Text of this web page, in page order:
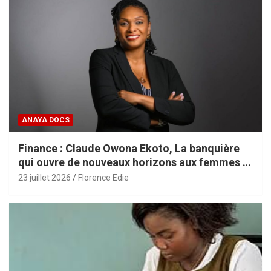
ANAYA DOCS
Finance : Claude Owona Ekoto, La banquière
qui ouvre de nouveaux horizons aux femmes et
aux PME africaines
23 juillet 2026 Florence Edie